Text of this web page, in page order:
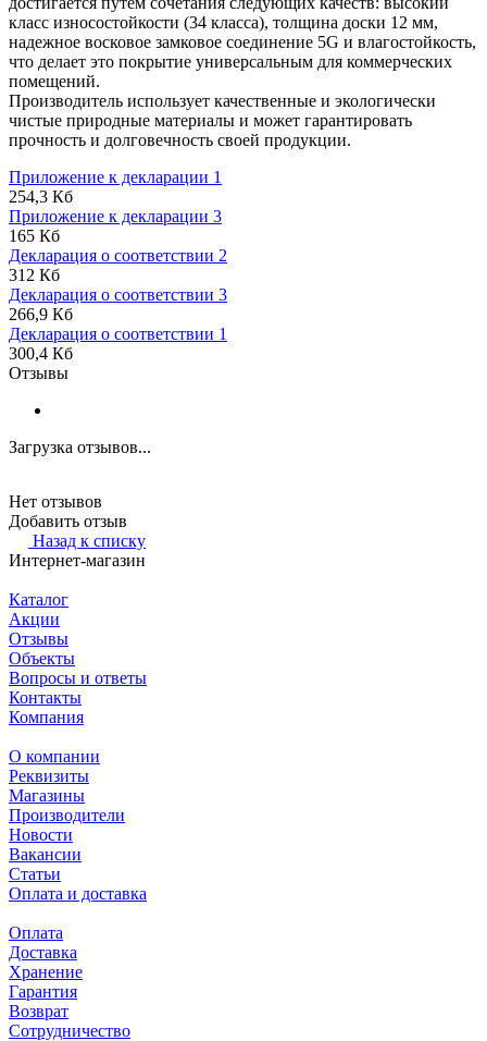
класс износостойкости (34 класса), толщина доски 12 мм,
надежное восковое замковое соединение 5G и влагостойкость,
что делает это покрытие универсальным для коммерческих
помещений.
Производитель использует качественные и экологически
чистые природные материалы и может гарантировать
прочность и долговечность своей продукции.
Приложение к декларации 1
254,3 Кб
Приложение к декларации 3
165 Кб
Декларация о соответствии 2
312 Кб
Декларация о соответствии 3
266,9 Кб
Декларация о соответствии 1
300,4 Кб
Отзывы
Загрузка отзывов...
Нет отзывов
Добавить отзыв
Назад к списку
Интернет-магазин
Каталог
Акции
Отзывы
Объекты
Вопросы и ответы
Контакты
Компания
О компании
Реквизиты
Магазины
Производители
Новости
Вакансии
Статьи
Оплата и доставка
Оплата
Доставка
Хранение
Гарантия
Возврат
Сотрудничество